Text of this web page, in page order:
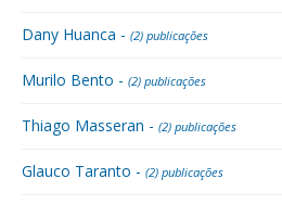
Dany Huanca - (2) publicações
Murilo Bento - (2) publicações
Thiago Masseran - (2) publicações
Glauco Taranto - (2) publicações